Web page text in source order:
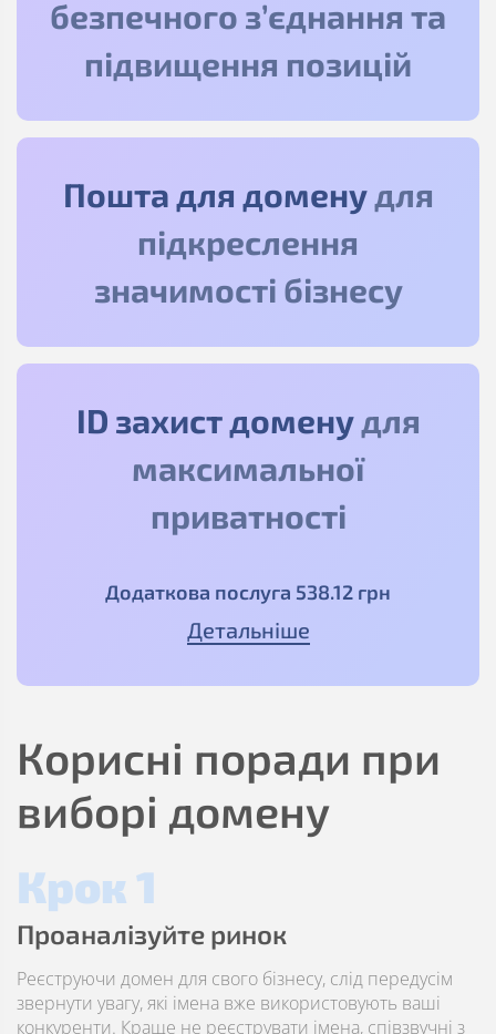
безпечного з’єднання та
підвищення позицій
Пошта для доменудля
підкреслення
значимості бізнесу
ID захист доменудля
максимальної
приватності
Додаткова послуга 538.12 грн
Детальніше
Корисні поради при
виборі домену
Крок 1
Проаналізуйте ринок
Реєструючи домен для свого бізнесу, слід передусім
звернути увагу, які імена вже використовують ваші
конкуренти. Краще не реєструвати імена, співзвучні з